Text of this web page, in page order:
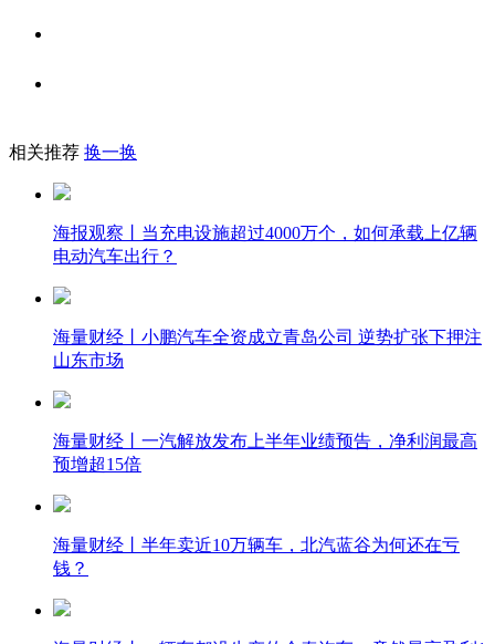
相关推荐 换一换
海报观察丨当充电设施超过4000万个，如何承载上亿辆
电动汽车出行？
海量财经丨小鹏汽车全资成立青岛公司 逆势扩张下押注
山东市场
海量财经丨一汽解放发布上半年业绩预告，净利润最高
预增超15倍
海量财经丨半年卖近10万辆车，北汽蓝谷为何还在亏
钱？